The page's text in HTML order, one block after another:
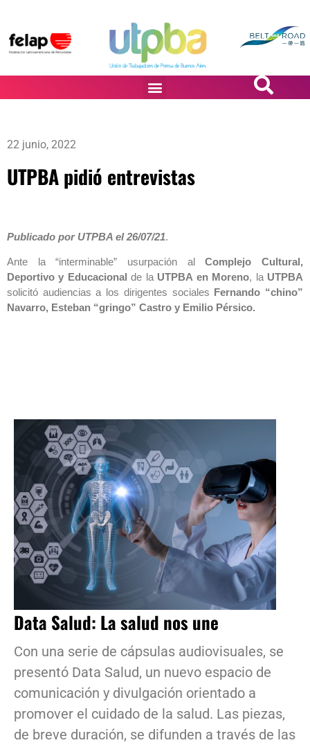
22 junio, 2022
UTPBA pidió entrevistas
Publicado por UTPBA el 26/07/21.
Ante la “interminable” usurpación alComplejo Cultural,
Deportivo y Educacional de la UTPBA en Moreno, la UTPBA
solicitó audiencias a los dirigentes sociales Fernando “chino”
Navarro, Esteban “gringo” Castro y Emilio Pérsico.
Data Salud: La salud nos une
Con una serie de cápsulas audiovisuales, se
presentó Data Salud, un nuevo espacio de
comunicación y divulgación orientado a
promover el cuidado de la salud. Las piezas,
de breve duración, se difunden a través de las